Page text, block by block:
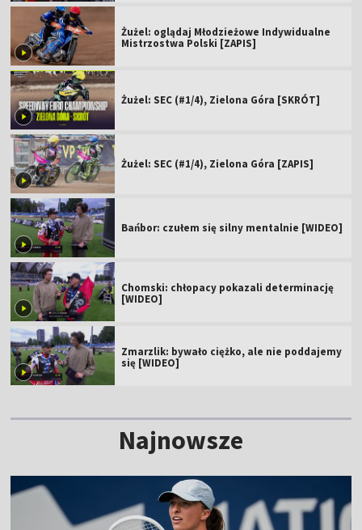
Żużel: oglądaj Młodzieżowe Indywidualne
Mistrzostwa Polski [ZAPIS]
Żużel: SEC (#1/4), Zielona Góra [SKRÓT]
Żużel: SEC (#1/4), Zielona Góra [ZAPIS]
Bańbor: czułem się silny mentalnie [WIDEO]
Chomski: chłopacy pokazali determinację
[WIDEO]
Zmarzlik: bywało ciężko, ale nie poddajemy
się [WIDEO]
Najnowsze